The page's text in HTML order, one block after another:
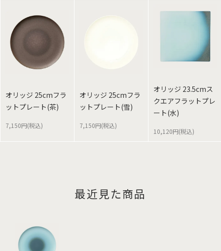
オリッジ 25cmフラ
ットプレート(茶)
7,150円(税込)
オリッジ 25cmフラ
ットプレート(雪)
7,150円(税込)
オリッジ 23.5cmス
クエアフラットプレ
ート(水)
10,120円(税込)
最近見た商品